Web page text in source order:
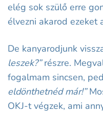
elég sok szülő erre
élvezni akarod ezeket
De kanyarodjunk
leszek?”részre.
fogalmam sincsen,
eldönthetnéd már!”
OKJ-t végzek, ami